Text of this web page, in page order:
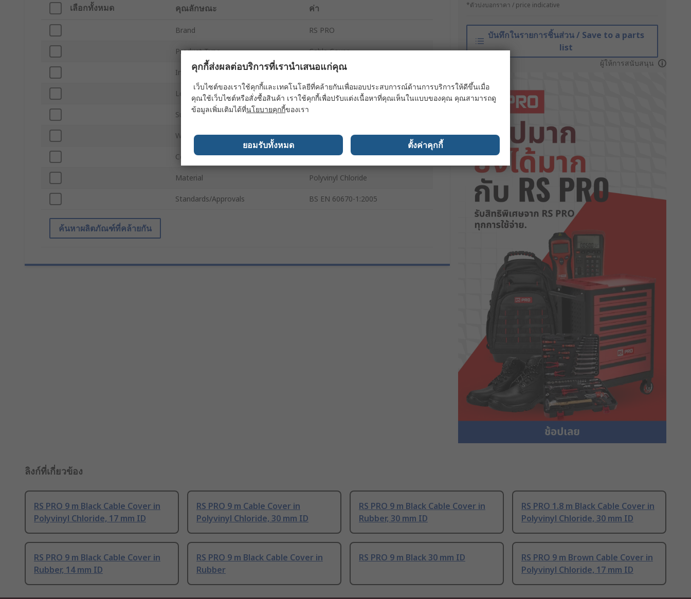
*ตัวบ่งบอกราคา / price indicative
บันทึกในรายการชิ้นส่วน / Save to a parts
list
ผู้ให้การสนับสนุน
เลือกทั้งหมด คุณลักษณะ ค่า
Brand RS PRO
Product Type Cable Cover
Inside Diameter 30mm
Length 9m
Sub Type
Width 83mm
Colour Black
Material Polyvinyl Chloride
Standards/Approvals BS EN 60670-1:2005
ค้นหาผลิตภัณฑ์ที่คล้ายกัน
ลิงก์ที่เกี่ยวข้อง
RS PRO 9 m Black Cable Cover in
Polyvinyl Chloride, 17 mm ID
RS PRO 9 m Cable Cover in
Polyvinyl Chloride, 30 mm ID
RS PRO 9 m Black Cable Cover in
Rubber, 30 mm ID
RS PRO 1.8 m Black Cable Cover in
Polyvinyl Chloride, 30 mm ID
RS PRO 9 m Black Cable Cover in
Rubber, 14 mm ID
RS PRO 9 m Black Cable Cover in
Rubber
RS PRO 9 m Black 30 mm ID
RS PRO 9 m Brown Cable Cover in
Polyvinyl Chloride, 17 mm ID
คุกกี้ส่งผลต่อบริการที่เรานำเสนอแก่คุณ
เว็บไซต์ของเราใช้คุกกี้และเทคโนโลยีที่คล้ายกันเพื่อมอบประสบการณ์ด้านการบริการให้ดีขึ้นเมื่อ
คุณใช้เว็บไซต์หรือสั่งซื้อสินค้า เราใช้คุกกี้เพื่อปรับแต่งเนื้อหาที่คุณเห็นในแบบของคุณ คุณสามารถดู
ข้อมูลเพิ่มเติมได้ที่นโยบายคุกกี้ของเรา
ยอมรับทั้งหมด ตั้งค่าคุกกี้